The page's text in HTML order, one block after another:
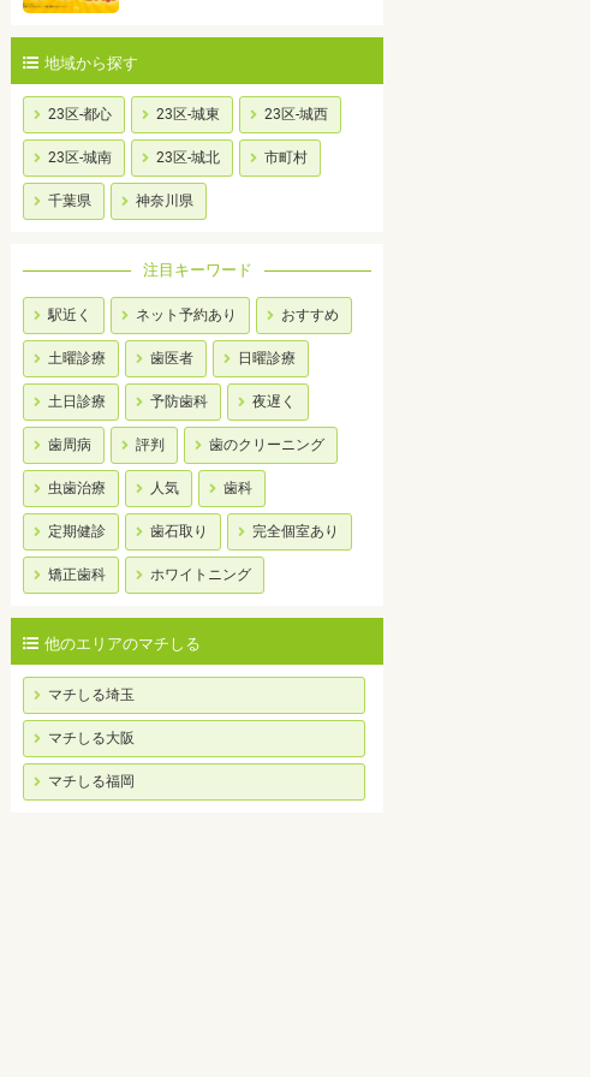
地域から探す
23区-都心 23区-城東 23区-城西
23区-城南 23区-城北 市町村
千葉県 神奈川県
注目キーワード
駅近く ネット予約あり おすすめ
土曜診療 歯医者 日曜診療
土日診療 予防歯科 夜遅く
歯周病 評判 歯のクリーニング
虫歯治療 人気 歯科
定期健診 歯石取り 完全個室あり
矯正歯科 ホワイトニング
他のエリアのマチしる
マチしる埼玉
マチしる大阪
マチしる福岡